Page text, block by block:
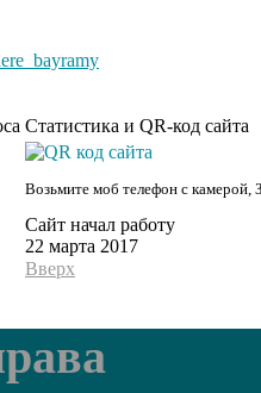
Статистика и QR-код сайта
Возьмите моб телефон с камерой,
Сайт начал работу
22 марта 2017
Вверх